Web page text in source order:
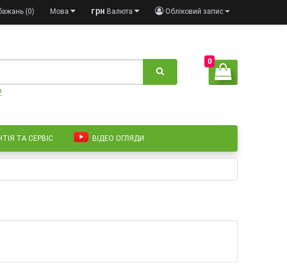
Обліковий запис
грн Валюта
Мова
(0)
0
ТА СЕРВІС ВІДЕО ОГЛЯДИ